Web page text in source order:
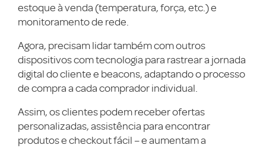
estoque à venda (temperatura, força, etc.) e
monitoramento de rede.
Agora, precisam lidar também com outros
dispositivos com tecnologia para rastrear a jornada
digital do cliente e beacons, adaptando o processo
de compra a cada comprador individual.
Assim, os clientes podem receber ofertas
personalizadas, assistência para encontrar
produtos e checkout fácil – e aumentam a